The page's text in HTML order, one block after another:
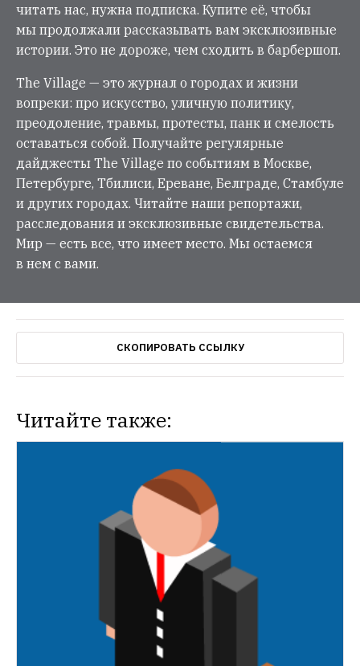
читать нас, нужна подписка. Купите её, чтобы
мы продолжали рассказывать вам эксклюзивные
истории. Это не дороже, чем сходить в барбершоп.
The Village — это журнал о городах и жизни
вопреки: про искусство, уличную политику,
преодоление, травмы, протесты, панк и смелость
оставаться собой. Получайте регулярные
дайджесты The Village по событиям в Москве,
Петербурге, Тбилиси, Ереване, Белграде, Стамбуле
и других городах. Читайте наши репортажи,
расследования и эксклюзивные свидетельства.
Мир — есть все, что имеет место. Мы остаемся
в нем с вами.
СКОПИРОВАТЬ ССЫЛКУ
Читайте также: